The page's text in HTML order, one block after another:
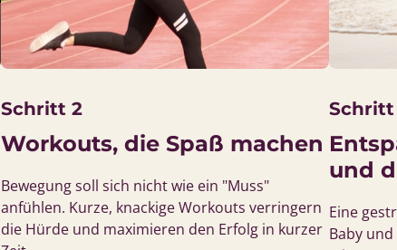
Schritt 2
Workouts, die Spaß machen
Bewegung soll sich nicht wie ein "Muss"
anfühlen. Kurze, knackige Workouts verringern
die Hürde und maximieren den Erfolg in kurzer
Schritt
und
Eine
Baby